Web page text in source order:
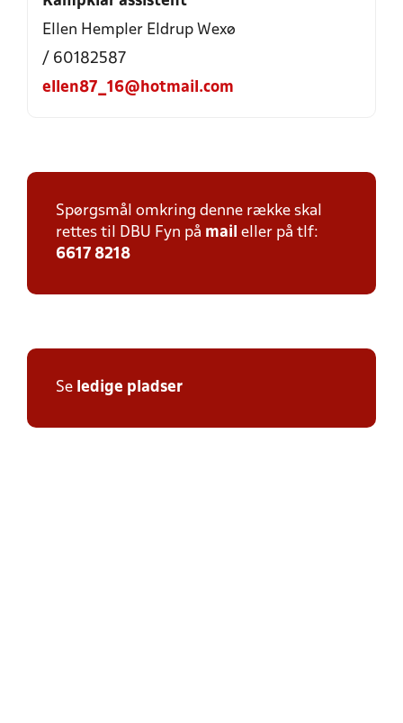
Ellen Hempler Eldrup Wexø
/ 60182587
ellen87_16@hotmail.com
Spørgsmål omkring denne række skal
rettes til DBU Fyn på mail eller på tlf:
6617 8218
Se ledige pladser